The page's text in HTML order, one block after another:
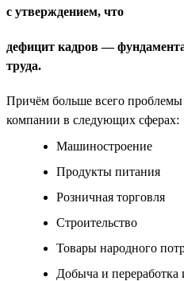
с утверждением, что
дефицит кадров —
труда.
Причём больше всего
компании в следующих сферах:
Машиностроение
Продукты питания
Розничная торговля
Строительство
Товары народного
Добыча и переработка